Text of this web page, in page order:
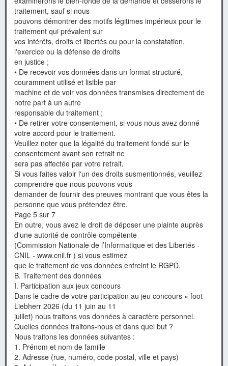
traitement, sauf si nous
pouvons démontrer des motifs légitimes impérieux pour le
traitement qui prévalent sur
vos intérêts, droits et libertés ou pour la constatation,
l'exercice ou la défense de droits
en justice ;
• De recevoir vos données dans un format structuré,
couramment utilisé et lisible par
machine et de voir vos données transmises directement de
notre part à un autre
responsable du traitement ;
• De retirer votre consentement, si vous nous avez donné
votre accord pour le traitement.
Veuillez noter que la légalité du traitement fondé sur le
consentement avant son retrait ne
sera pas affectée par votre retrait.
Si vous faites valoir l'un des droits susmentionnés, veuillez
comprendre que nous pouvons vous
demander de fournir des preuves montrant que vous êtes la
personne que vous prétendez être.
Page 5 sur 7
En outre, vous avez le droit de déposer une plainte auprès
d'une autorité de contrôle compétente
(Commission Nationale de l’Informatique et des Libertés -
CNIL - www.cnil.fr ) si vous estimez
que le traitement de vos données enfreint le RGPD.
B. Traitement des données
I. Participation aux jeux concours
Dans le cadre de votre participation au jeu concours « foot
Liebherr 2026 (du 11 juin au 11
juillet) nous traitons vos données à caractère personnel.
Quelles données traitons-nous et dans quel but ?
Nous traitons les données suivantes :
1. Prénom et nom de famille
2. Adresse (rue, numéro, code postal, ville et pays)